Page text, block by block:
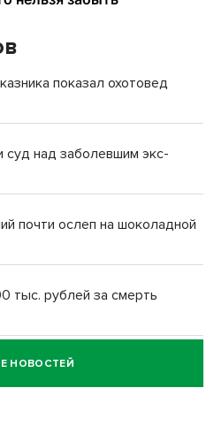
показал охотовед
суд над заболевшим экс-
почти ослеп на шоколадной
тыс. рублей за смерть
водителя за смерть
НОВОСТЕЙ